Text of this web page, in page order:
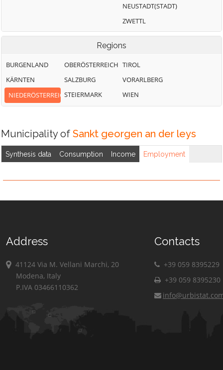
NEUSTADT(STADT)
ZWETTL
Regions
BURGENLAND
KÄRNTEN
NIEDERÖSTERREICH
OBERÖSTERREICH
SALZBURG
STEIERMARK
TIROL
VORARLBERG
WIEN
Municipality of Sankt georgen an der leys
Synthesis data Consumption Income Employment
Address
41124 Via M. Vellani Marchi, 20
Modena, Italy
P.IVA 03466110362
Contacts
+39 059 8395229
+39 059 8395230